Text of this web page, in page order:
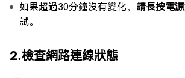
如果超過30分鐘沒有變化， 請長按電
試。
2.檢查網路連線狀態